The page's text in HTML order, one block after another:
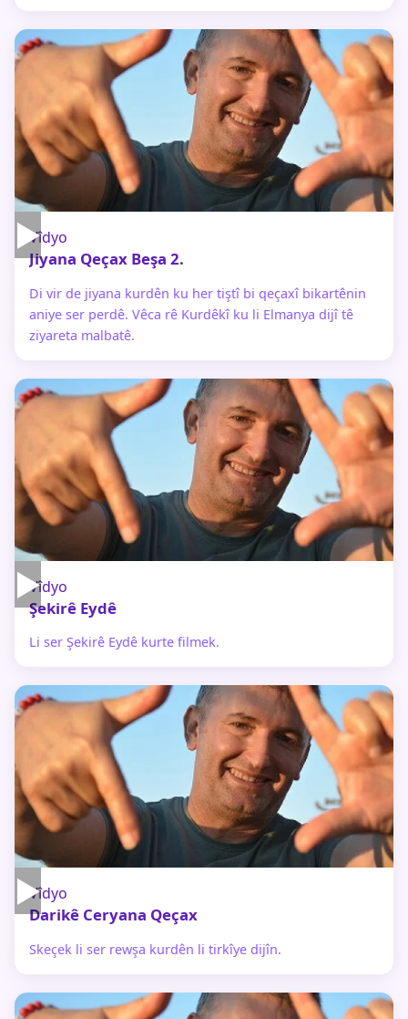
▶Vîdyo
Jiyana Qeçax Beşa 2.
Di vir de jiyana kurdên ku her tiştî bi qeçaxî bikartênin
aniye ser perdê. Vêca rê Kurdêkî ku li Elmanya dijî tê
ziyareta malbatê.
▶Vîdyo
Şekirê Eydê
Li ser Şekirê Eydê kurte filmek.
▶Vîdyo
Darikê Ceryana Qeçax
Skeçek li ser rewşa kurdên li tirkîye dijîn.